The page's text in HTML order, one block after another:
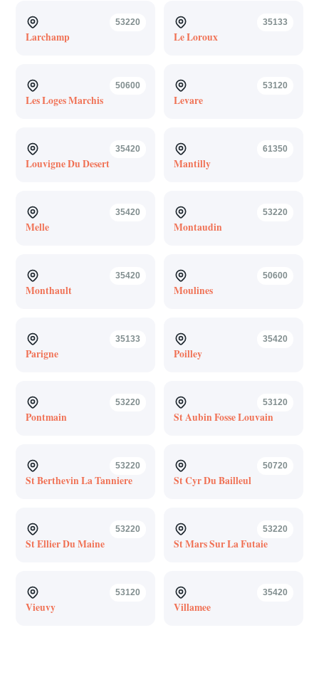
53220
Larchamp
35133
Le Loroux
50600
Les Loges Marchis
53120
Levare
35420
Louvigne Du Desert
61350
Mantilly
35420
Melle
53220
Montaudin
35420
Monthault
50600
Moulines
35133
Parigne
35420
Poilley
53220
Pontmain
53120
St Aubin Fosse Louvain
53220
St Berthevin La Tanniere
50720
St Cyr Du Bailleul
53220
St Ellier Du Maine
53220
St Mars Sur La Futaie
53120
Vieuvy
35420
Villamee